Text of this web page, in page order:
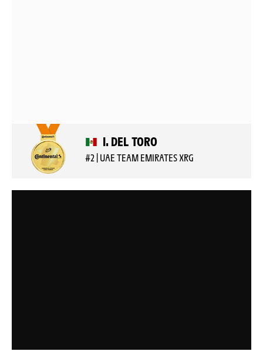
I. DEL TORO
#2 | UAE TEAM EMIRATES XRG